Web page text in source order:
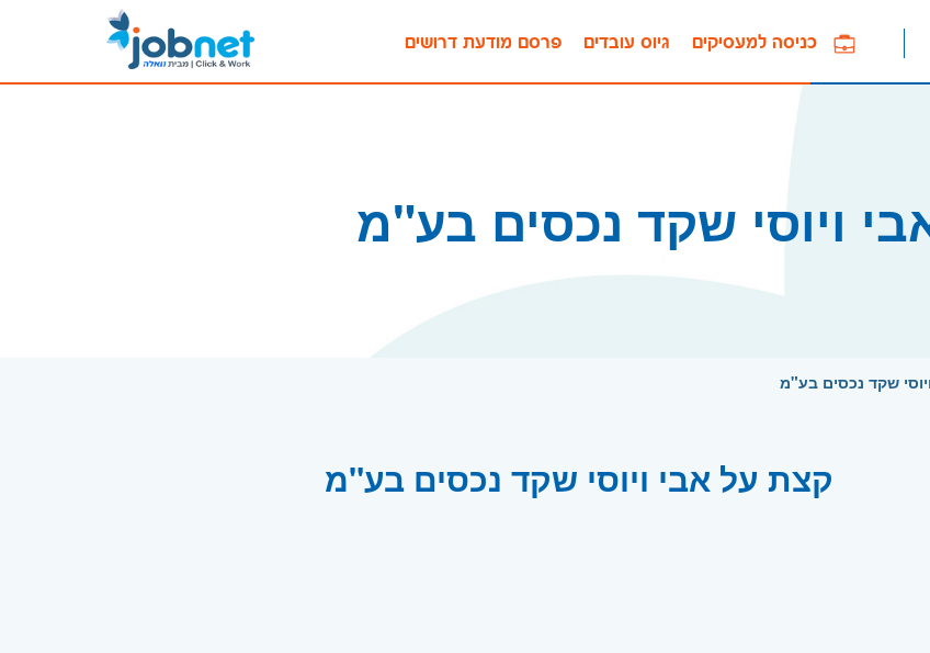
פרסם מודעת דרושים גיוס עובדים כניסה למעסיקים
ויוסי שקד נכסים בע"מ
שקד נכסים בע"מ
קצת על אבי ויוסי שקד נכסים בע"מ